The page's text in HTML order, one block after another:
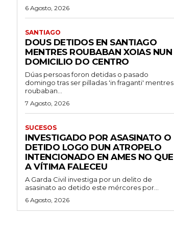
6 Agosto, 2026
SANTIAGO
DOUS DETIDOS EN SANTIAGO
MENTRES ROUBABAN XOIAS NUN
DOMICILIO DO CENTRO
Dúas persoas foron detidas o pasado
domingo tras ser pilladas 'in fraganti' mentres
roubaban...
7 Agosto, 2026
SUCESOS
INVESTIGADO POR ASASINATO O
DETIDO LOGO DUN ATROPELO
INTENCIONADO EN AMES NO QUE
A VÍTIMA FALECEU
A Garda Civil investiga por un delito de
asasinato ao detido este mércores por...
6 Agosto, 2026